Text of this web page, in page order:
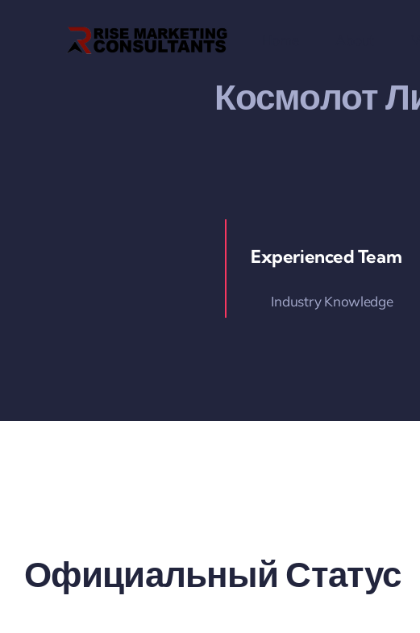
Космолот
Experienced Team
Industry Knowledge
Официальный Статус